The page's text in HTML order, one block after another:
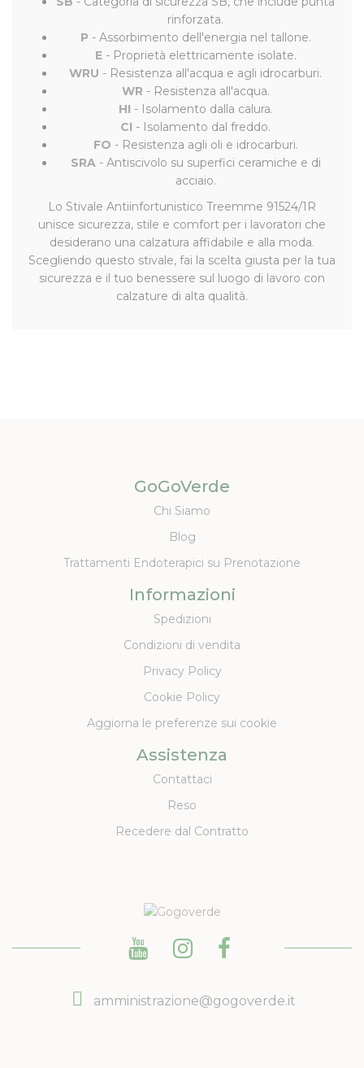
rinforzata.
P - Assorbimento dell'energia nel tallone.
E- Proprietà elettricamente isolate.
WRU - Resistenza all'acqua e agli idrocarburi.
WR - Resistenza all'acqua.
HI - Isolamento dalla calura.
CI - Isolamento dal freddo.
FO - Resistenza agli oli e idrocarburi.
SRA - Antiscivolo su superfici ceramiche e di
acciaio.
Lo Stivale Antiinfortunistico Treemme 91524/1R
unisce sicurezza, stile e comfort per i lavoratori che
desiderano una calzatura affidabile e alla moda.
Scegliendo questo stivale, fai la scelta giusta per la tua
sicurezza e il tuo benessere sul luogo di lavoro con
calzature di alta qualità.
GoGoVerde
Chi Siamo
Blog
Trattamenti Endoterapici su Prenotazione
Informazioni
Spedizioni
Condizioni di vendita
Privacy Policy
Cookie Policy
Aggiorna le preferenze sui cookie
Assistenza
Contattaci
Reso
Recedere dal Contratto
amministrazione@gogoverde.it